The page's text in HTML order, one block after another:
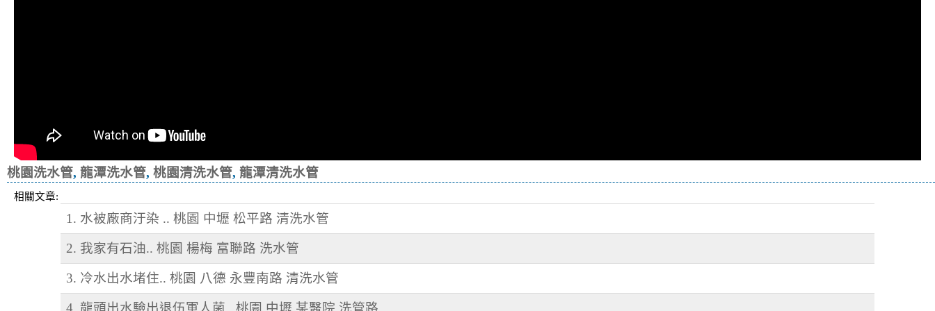
桃園洗水管, 龍潭洗水管, 桃園清洗水管, 龍潭清洗水管
相關文章:
1. 水被廠商汙染 .. 桃園 中壢 松平路 清洗水管
2. 我家有石油.. 桃園 楊梅 富聯路 洗水管
3. 冷水出水堵住.. 桃園 八德 永豐南路 清洗水管
4. 龍頭出水驗出退伍軍人菌.. 桃園 中壢 某醫院 洗管路